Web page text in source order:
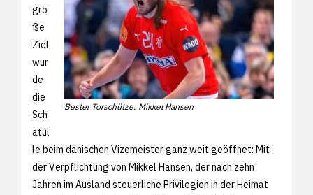
Bester Torschütze: Mikkel Hansen
gro
ße
Ziel
wur
de
die
Sch
atul
le beim dänischen Vizemeister ganz weit geöffnet: Mit
der Verpflichtung von Mikkel Hansen, der nach zehn
Jahren im Ausland steuerliche Privilegien in der Heimat